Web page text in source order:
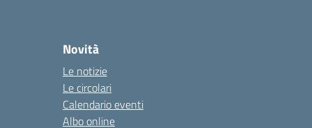
Novità
Le notizie
Le circolari
Calendario eventi
Albo online